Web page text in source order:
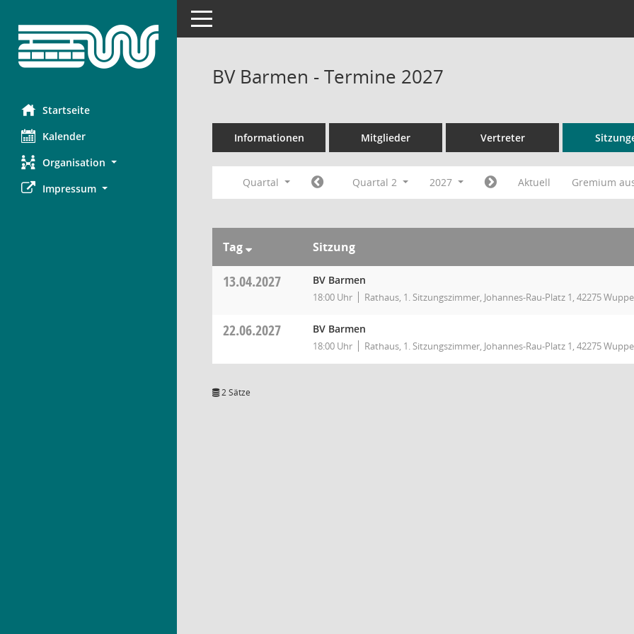
Startseite
Kalender
Organisation
Impressum
Toggle navigation
BV Barmen - Termine 2027
Informationen Mitglieder Vertreter
Quartal Quartal 2 2027 Aktuell Gremium
Tag Sitzung
13.04.2027 BV Barmen
18:00 Uhr Rathaus, 1. Sitzungszimmer, Johannes-Rau-Platz 1, 42275
22.06.2027 BV Barmen
18:00 Uhr Rathaus, 1. Sitzungszimmer, Johannes-Rau-Platz 1, 42275
2 Sätze